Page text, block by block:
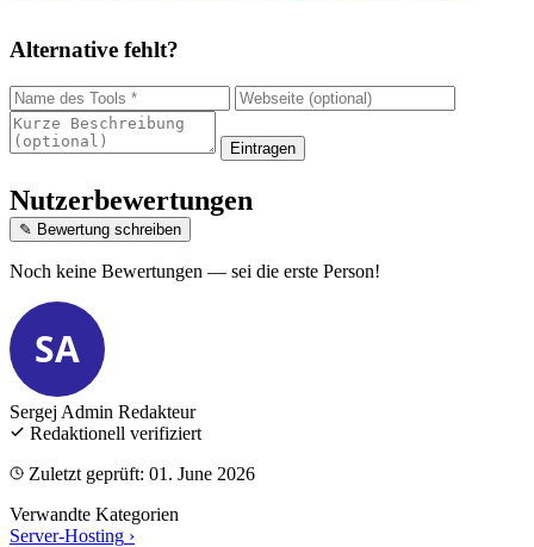
Alternative fehlt?
Eintragen
Nutzerbewertungen
✎ Bewertung schreiben
Noch keine Bewertungen — sei die erste Person!
SA
Sergej Admin Redakteur
Redaktionell verifiziert
Zuletzt geprüft: 01. June 2026
Verwandte Kategorien
Server-Hosting ›